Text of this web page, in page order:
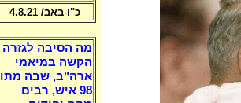
כ"ו באב/ 4.8.21
מה הסיבה לגזרה
הקשה במיאמי
ארה"ב, שבה מתו
98 איש, רבים